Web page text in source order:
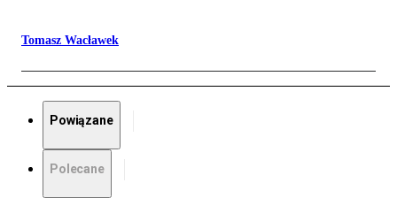
Tomasz Wacławek
Powiązane
Polecane